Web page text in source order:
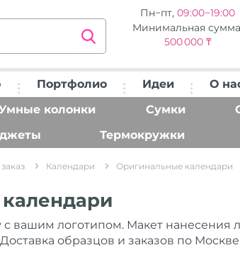
Пн−пт, 09:00−19:00
Минимальная сумма
500 000 ₸
Портфолио Идеи О
колонки Сумки
Термокружки
Календари Оригинальные календари
вашим логотипом. Макет нанесения
образцов и заказов по